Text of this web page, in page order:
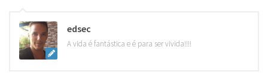
edsec
A vida é fantástica e é para ser vivida!!!!